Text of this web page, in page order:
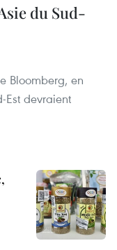
du Sud-
Bloomberg, en
Est devraient